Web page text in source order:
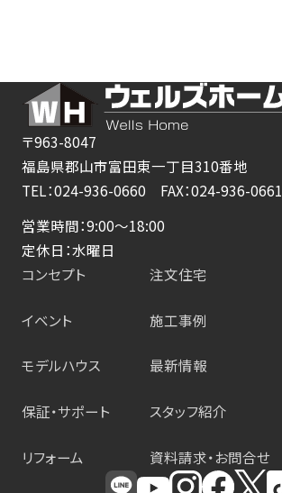
〒963-8047
福島県郡山市富田東一丁目310番地
TEL：024-936-0660 FAX：024-936-0661
営業時間：9:00～18:00
定休日：水曜日
コンセプト
注文住宅
イベント 施工事例
モデルハウス 最新情報
保証・サポート スタッフ紹介
リフォーム 資料請求・お問合せ